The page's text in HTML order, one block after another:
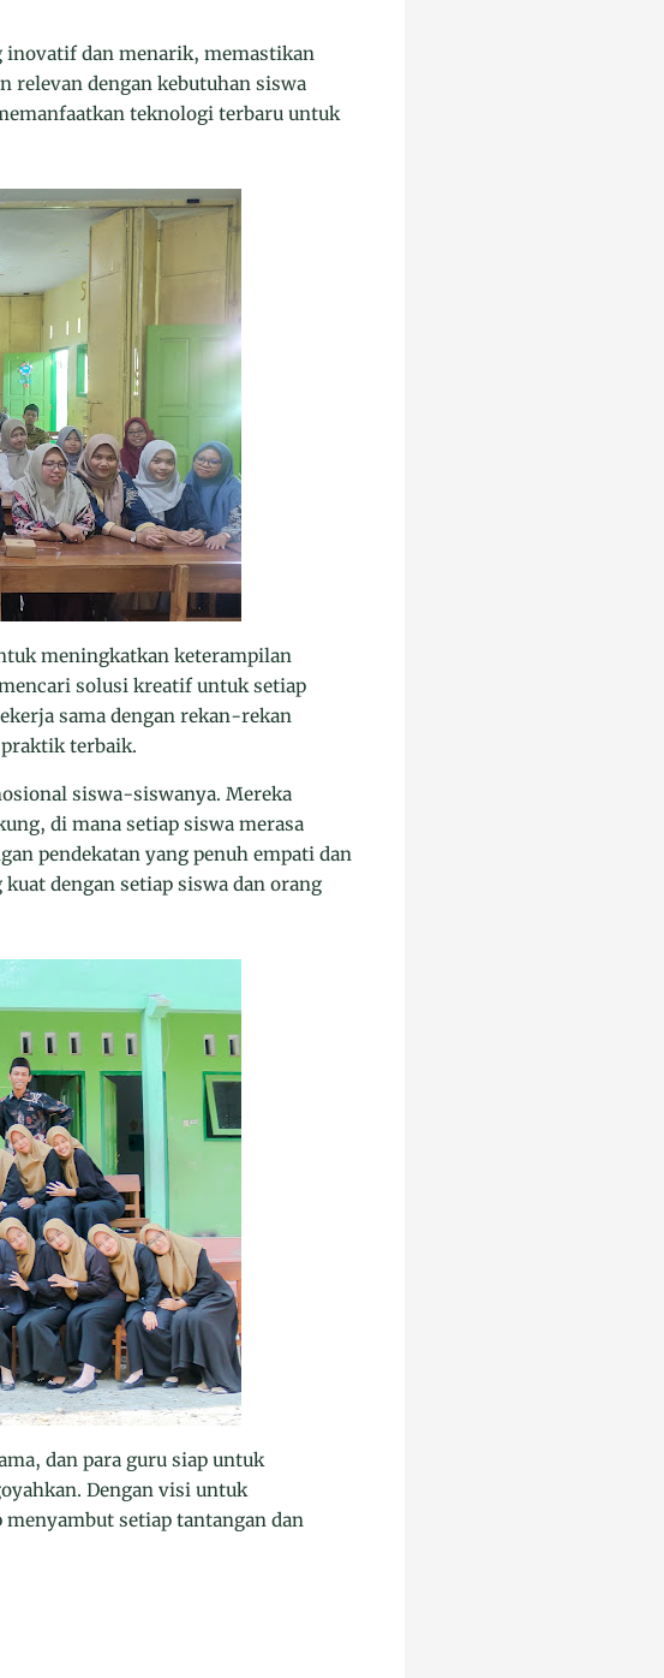
dan menarik, memastikan
relevan dengan kebutuhan siswa
teknologi terbaru untuk
meningkatkan keterampilan
solusi kreatif untuk setiap
sama dengan rekan-rekan
terbaik.
siswa-siswanya. Mereka
di mana setiap siswa merasa
pendekatan yang penuh empati dan
dengan setiap siswa dan orang
dan para guru siap untuk
Dengan visi untuk
setiap tantangan dan